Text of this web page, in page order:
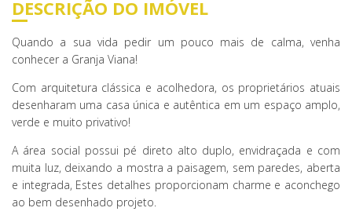
DESCRIÇÃO DO IMÓVEL
Quando a sua vida pedir um pouco mais de calma, venha
conhecer a Granja Viana!
Com arquitetura clássica e acolhedora, os proprietários atuais
desenharam uma casa única e autêntica em um espaço amplo,
verde e muito privativo!
A área social possui pé direto alto duplo, envidraçada e com
muita luz, deixando a mostra a paisagem, sem paredes, aberta
e integrada, Estes detalhes proporcionam charme e aconchego
ao bem desenhado projeto.